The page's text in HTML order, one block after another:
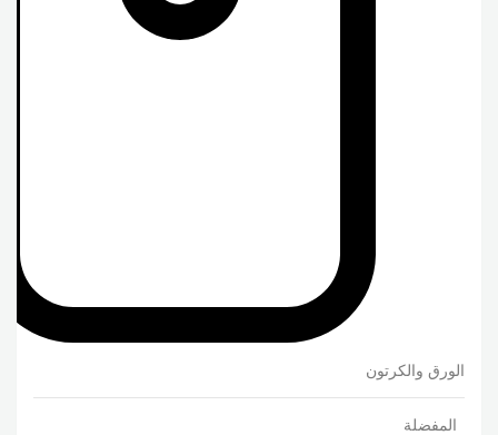
الورق والكرتون
المفضلة